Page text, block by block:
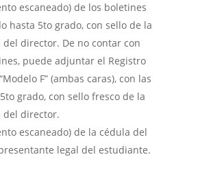
escaneado) de los boletines
hasta 5to grado, con sello de la
del director. De no contar con
puede adjuntar el Registro
F” (ambas caras), con las
grado, con sello fresco de la
del director.
escaneado) de la cédula del
legal del estudiante.